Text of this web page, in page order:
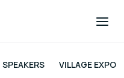
SPEAKERS VILLAGE EXPO